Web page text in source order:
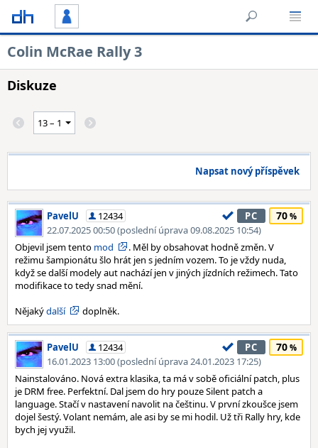
Colin McRae Rally 3
Diskuze
Napsat nový příspěvek
PavelU
12434
22.07.2025 00:50 (poslední úprava 09.08.2025 10:54)
PC 70
Objevil jsem tento mod
. Měl by obsahovat hodně změn. V
režimu šampionátu šlo hrát jen s jedním vozem. To je vždy nuda,
když se další modely aut nachází jen v jiných jízdních režimech. Tato
modifikace to tedy snad mění.
Nějakýdalší doplněk.
PavelU
12434
16.01.2023 13:00 (poslední úprava 24.01.2023 17:25)
PC 70
Nainstalováno. Nová extra klasika, ta má v sobě oficiální patch, plus
je DRM free. Perfektní. Dal jsem do hry pouze Silent patch a
language. Stačí v nastavení navolit na češtinu. V první zkoušce jsem
dojel šestý. Volant nemám, ale asi by se mi hodil. Už tři Rally hry, kde
bych jej využil.